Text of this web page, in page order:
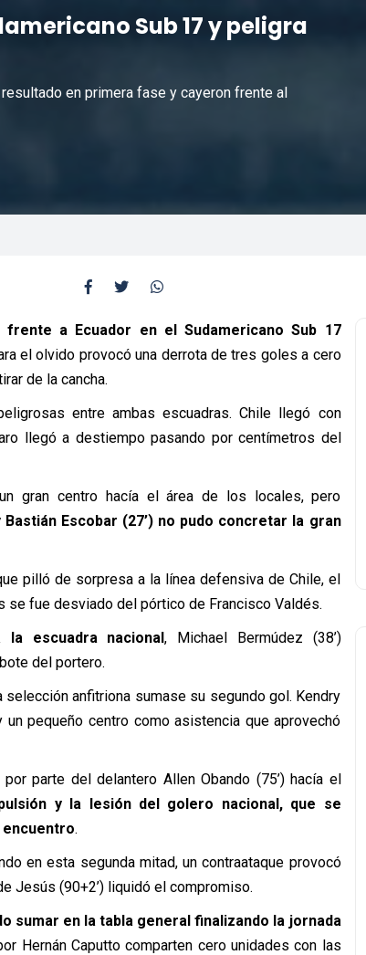
Sub 17 y peligra
en primera fase y cayeron frente al
a Ecuador en el Sudamericano Sub 17
el olvido provocó una derrota de tres goles a cero
de la cancha.
entre ambas escuadras. Chile llegó con
llegó a destiempo pasando por centímetros del
gran centro hacía el área de los locales, pero
Bastián Escobar (27’) no pudo concretar la gran
pilló de sorpresa a la línea defensiva de Chile, el
se fue desviado del pórtico de Francisco Valdés.
la escuadra nacional, Michael Bermúdez (38’)
del portero.
anfitriona sumase su segundo gol. Kendry
pequeño centro como asistencia que aprovechó
parte del delantero Allen Obando (75’) hacía el
y la lesión del golero nacional, que se
encuentro.
en esta segunda mitad, un contraataque provocó
Jesús (90+2’) liquidó el compromiso.
sumar en la tabla general finalizando la jornada
Hernán Caputto comparten cero unidades con las